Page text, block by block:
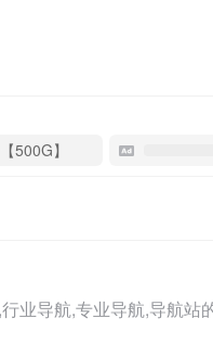
500G】
业导航,专业导航,导航站